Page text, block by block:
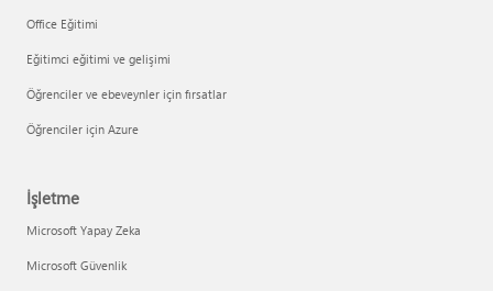
Office Eğitimi
Eğitimci eğitimi ve gelişimi
Öğrenciler ve ebeveynler için fırsatlar
Öğrenciler için Azure
İşletme
Microsoft Yapay Zeka
Microsoft Güvenlik